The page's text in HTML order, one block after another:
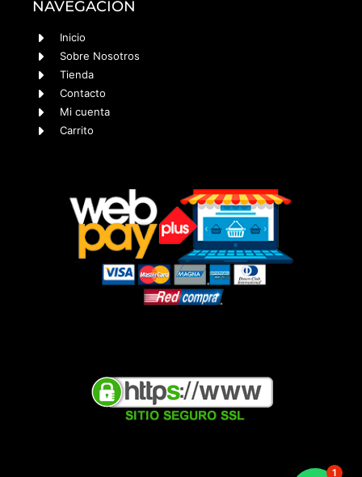
NAVEGACIÓN
Inicio
Sobre Nosotros
Tienda
Contacto
Mi cuenta
Carrito
1